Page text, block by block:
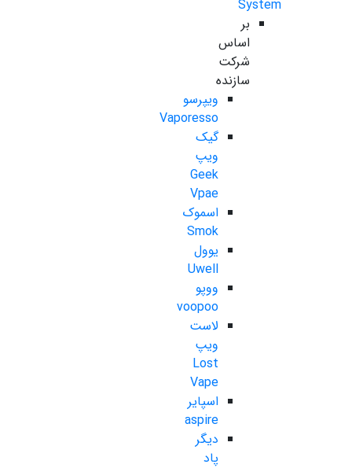
System
بر
اساس
شرکت
سازنده
ویپرسو
Vaporesso
گیک
ویپ
Geek
Vpae
اسموک
Smok
یوول
Uwell
ووپو
voopoo
لاست
ویپ
Lost
Vape
اسپایر
aspire
دیگر
پاد